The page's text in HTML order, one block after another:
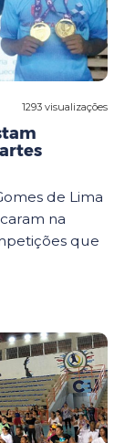
1293 visualizações
de Lima
na
que